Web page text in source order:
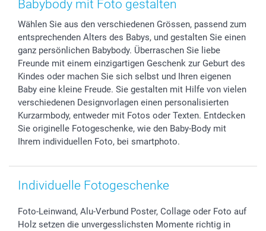
Foto-Kalender & Agenden
Sticker & Etiketten
Geschenk-Gutscheine (PDF)
Impressum
Presse
Partnerprogramme
Investor Relations
B2B smartbusiness
Widerrufsrecht
Vatertag
Kommunion & Konfirmation
Hochzeit
Geburtstag
Geburt
Zu allen Anlässen
Preise und Versandkosten
Lieferfristen
72h Lieferung
Zahlungsmöglichkeiten
Sitemap
Status der Bestellung
smartfriends
smartgarantie
smartbonus
Babybody mit Foto gestalten
Wählen Sie aus den verschiedenen Grössen, passend zum
entsprechenden Alters des Babys, und gestalten Sie einen
ganz persönlichen Babybody. Überraschen Sie liebe
Freunde mit einem einzigartigen Geschenk zur Geburt des
Kindes oder machen Sie sich selbst und Ihren eigenen
Baby eine kleine Freude. Sie gestalten mit Hilfe von vielen
verschiedenen Designvorlagen einen personalisierten
Kurzarmbody, entweder mit Fotos oder Texten. Entdecken
Sie originelle Fotogeschenke, wie den Baby-Body mit
Ihrem individuellen Foto, bei smartphoto.
Individuelle Fotogeschenke
Foto-Leinwand, Alu-Verbund Poster, Collage oder Foto auf
Holz setzen die unvergesslichsten Momente richtig in